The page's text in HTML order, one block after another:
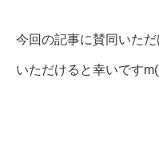
今回の記事に賛同いた
いただけると幸いです